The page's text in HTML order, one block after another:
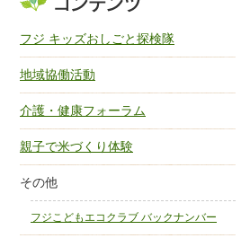
フジ キッズおしごと探検隊
地域協働活動
介護・健康フォーラム
親子で米づくり体験
その他
フジこどもエコクラブ バックナンバー